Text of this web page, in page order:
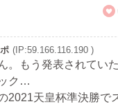
(IP:59.166.116.190 )
。もう発表されていた
ク…
2021天皇杯準決勝で